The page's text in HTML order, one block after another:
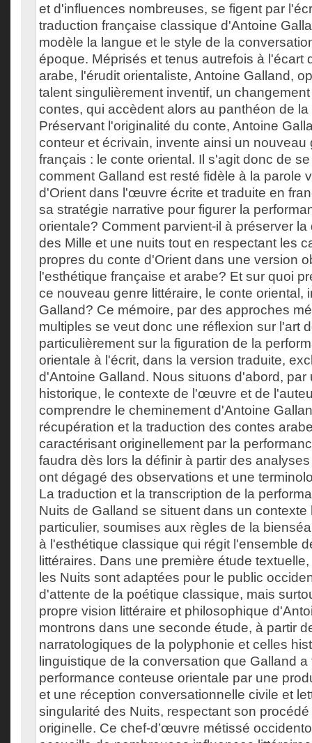
et d'influences nombreuses, se figent par
traduction française classique d'Antoine
modèle la langue et le style de la
époque. Méprisés et tenus autrefois à l'écart
arabe, l'érudit orientaliste, Antoine Galland,
talent singulièrement inventif, un
contes, qui accèdent alors au panthéon de la
Préservant l'originalité du conte, Antoine
conteur et écrivain, invente ainsi un nouveau
français : le conte oriental. Il s'agit donc de
comment Galland est resté fidèle à la parole
d'Orient dans l'œuvre écrite et traduite en
sa stratégie narrative pour figurer la
orientale? Comment parvient-il à préserver
des Mille et une nuits tout en respectant les
propres du conte d'Orient dans une version
l'esthétique française et arabe? Et sur quoi
ce nouveau genre littéraire, le conte oriental,
Galland? Ce mémoire, par des approches
multiples se veut donc une réflexion sur l'art
particulièrement sur la figuration de la
orientale à l'écrit, dans la version traduite,
d'Antoine Galland. Nous situons d'abord, par
historique, le contexte de l'œuvre et de
comprendre le cheminement d'Antoine
récupération et la traduction des contes
caractérisant originellement par la
faudra dès lors la définir à partir des
ont dégagé des observations et une
La traduction et la transcription de la
Nuits de Galland se situent dans un contexte
particulier, soumises aux règles de la
à l'esthétique classique qui régit l'ensemble
littéraires. Dans une première étude
les Nuits sont adaptées pour le public
d'attente de la poétique classique, mais
propre vision littéraire et philosophique
montrons dans une seconde étude, à partir
narratologiques de la polyphonie et celles
linguistique de la conversation que Galland a
performance conteuse orientale par une
et une réception conversationnelle civile et
singularité des Nuits, respectant son
originelle. Ce chef-d’œuvre métissé